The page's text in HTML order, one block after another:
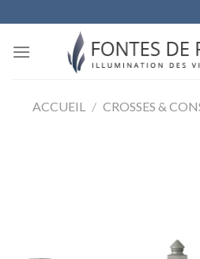
to
content
ACCUEIL / CROSSES &